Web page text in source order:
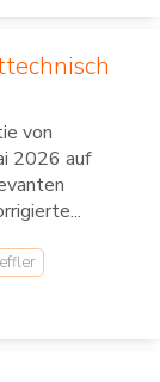
von
2026 auf